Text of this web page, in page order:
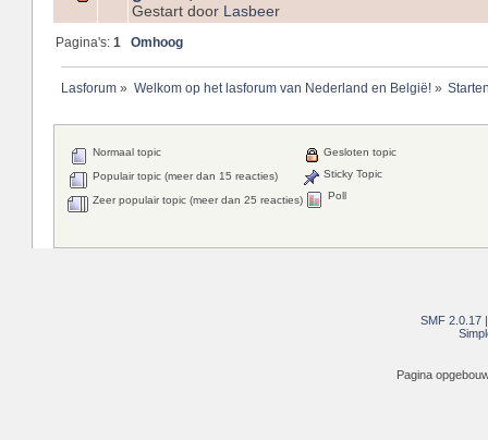
Gestart door Lasbeer
Pagina's:1 Omhoog
Lasforum» Welkom op het lasforum van Nederland en België!»
Normaal topic
Populair topic (meer dan 15 reacties)
Zeer populair topic (meer dan 25 reacties)
Gesloten topic
Sticky Topic
Poll
SMF 2.0.17
Pagina